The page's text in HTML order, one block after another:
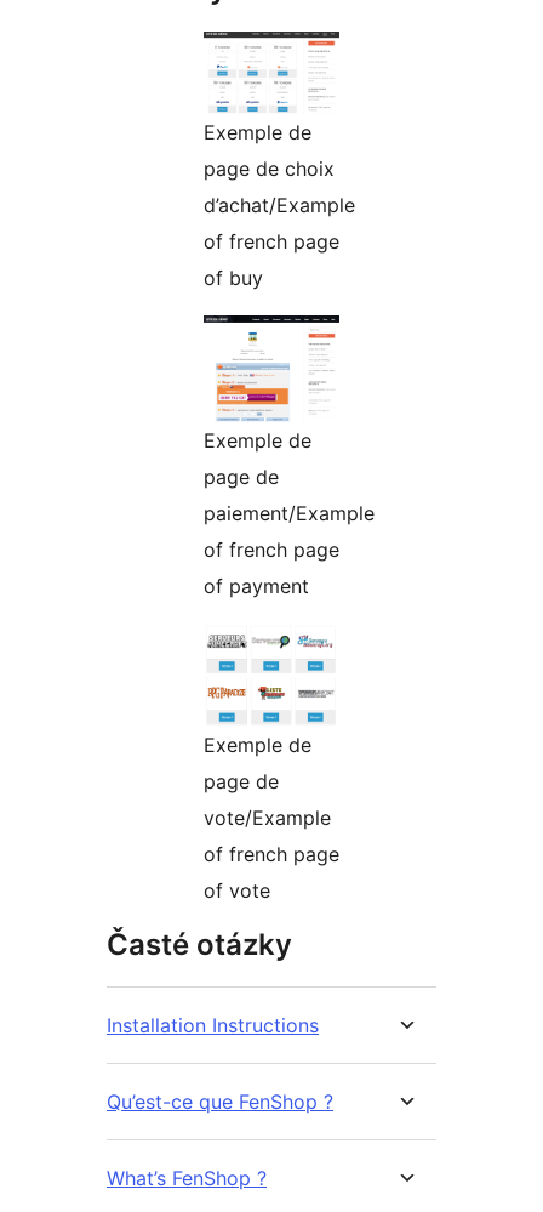
Exemple de
page de choix
d’achat/Example
of french page
of buy
Exemple de
page de
paiement/Example
of french page
of payment
Exemple de
page de
vote/Example
of french page
of vote
Časté otázky
Installation Instructions
Qu’est-ce que FenShop ?
What’s FenShop ?